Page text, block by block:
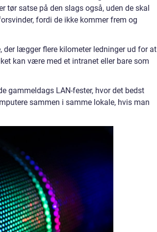
tør satse på den slags også, uden de skal
fordi de ikke kommer frem og
der lægger flere kilometer ledninger ud for at
kan være med et intranet eller bare som
gammeldags LAN-fester, hvor det bedst
sammen i samme lokale, hvis man